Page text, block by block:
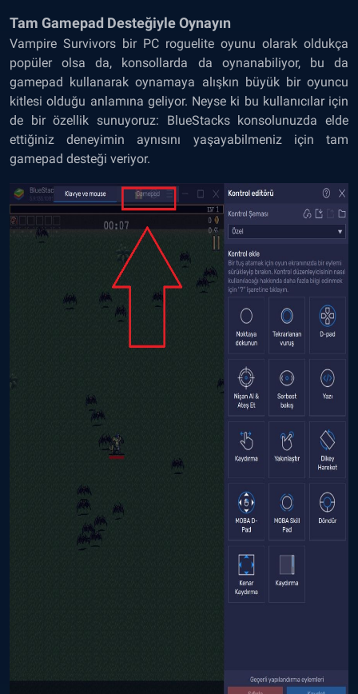
Tam Gamepad Desteğiyle Oynayın
Vampire Survivors bir PC roguelite oyunu olarak oldukça
popüler olsa da, konsollarda da oynanabiliyor, bu da
gamepad kullanarak oynamaya alışkın büyük bir oyuncu
kitlesi olduğu anlamına geliyor. Neyse ki bu kullanıcılar için
de bir özellik sunuyoruz: BlueStacks konsolunuzda elde
ettiğiniz deneyimin aynısını yaşayabilmeniz için tam
gamepad desteği veriyor.